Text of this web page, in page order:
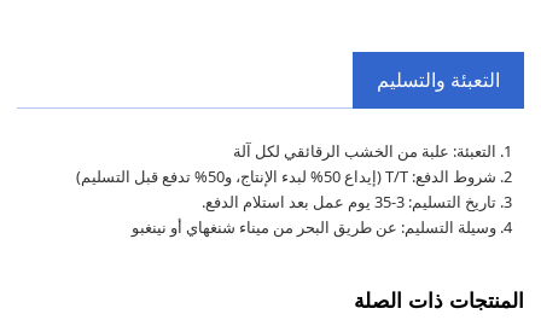
التعبئة والتسليم
1. التعبئة: علبة من الخشب الرقائقي لكل آلة
2. شروط الدفع: T/T (إيداع 50% لبدء الإنتاج، و50% تدفع قبل التسليم)
3. تاريخ التسليم: 3-35 يوم عمل بعد استلام الدفع.
4. وسيلة التسليم: عن طريق البحر من ميناء شنغهاي أو نينغبو
المنتجات ذات الصلة